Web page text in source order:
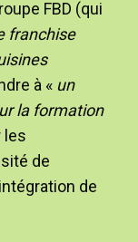
FBD (qui
franchise
à « un
la formation
les
de
de